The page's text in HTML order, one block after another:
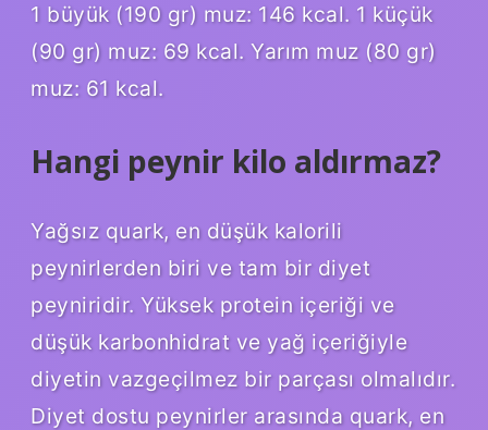
1 büyük (190 gr) muz: 146 kcal. 1 küçük
(90 gr) muz: 69 kcal. Yarım muz (80 gr)
muz: 61 kcal.
Hangi peynir kilo aldırmaz?
Yağsız quark, en düşük kalorili
peynirlerden biri ve tam bir diyet
peyniridir. Yüksek protein içeriği ve
düşük karbonhidrat ve yağ içeriğiyle
diyetin vazgeçilmez bir parçası olmalıdır.
Diyet dostu peynirler arasında quark, en